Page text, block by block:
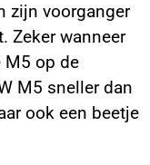
zijn voorganger
Zeker wanneer
M5 op de
M5 sneller dan
ook een beetje